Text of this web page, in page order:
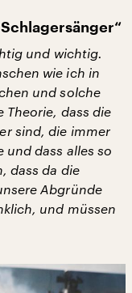
und wichtig.
wie ich in
und solche
Theorie, dass die
sind, die immer
und dass alles so
dass da die
Abgründe
und müssen